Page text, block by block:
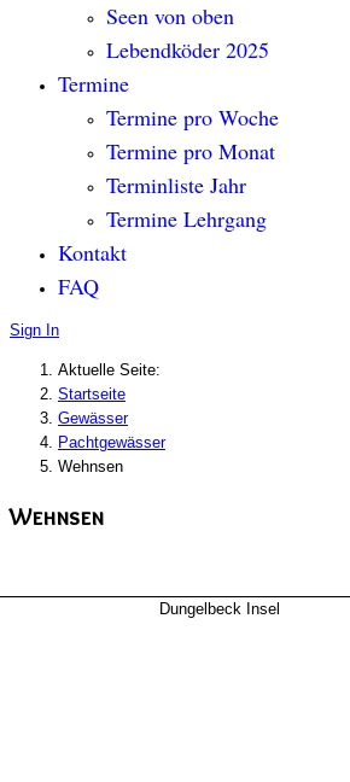
Seen von oben
Lebendköder 2025
Termine
Termine pro Woche
Termine pro Monat
Terminliste Jahr
Termine Lehrgang
Kontakt
FAQ
Sign In
Aktuelle Seite:
Startseite
Gewässer
Pachtgewässer
Wehnsen
Wehnsen